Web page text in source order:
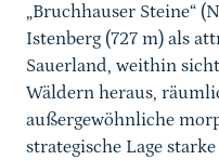
„Bruchhauser Steine“
Istenberg (727 m) als
Sauerland, weithin
Wäldern heraus,
außergewöhnliche
strategische Lage